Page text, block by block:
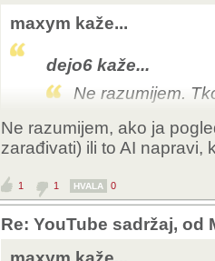
maxym kaže...
dejo6 kaže...
Ne razumijem.
Oštećeni su vlasnici
love2ml86 kaže...
Nemam pojma,
Ne razumijem, ako ja
zarađivati) ili to AI napravi,
1 1 HVALA 0
Re: YouTube sadržaj, od